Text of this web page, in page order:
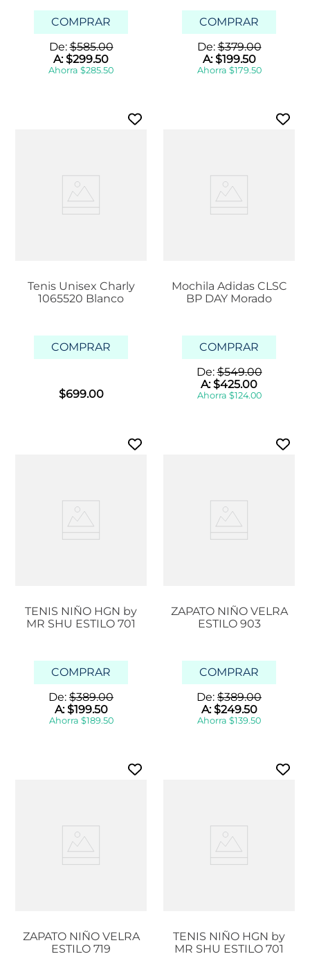
COMPRAR
De:$585.00
A:$299.50
Ahorra $285.50
COMPRAR
De:$379.00
A:$199.50
Ahorra $179.50
Tenis Unisex Charly
1065520 Blanco
COMPRAR
$699.00
Mochila Adidas CLSC
BP DAY Morado
COMPRAR
De:$549.00
A:$425.00
Ahorra $124.00
TENIS NIÑO HGN by
MR SHU ESTILO 701
COMPRAR
De: $389.00
A:$199.50
Ahorra $189.50
ZAPATO NIÑO VELRA
ESTILO 903
COMPRAR
De: $389.00
A:$249.50
Ahorra $139.50
ZAPATO NIÑO VELRA
ESTILO 719
TENIS NIÑO HGN by
MR SHU ESTILO 701